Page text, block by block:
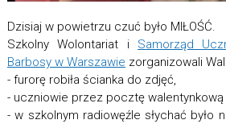
Dzisiaj w powietrzu czuć było MIŁOŚĆ.
Szkolny Wolontariat i Samorząd
Barbosy w Warszawie zorganizowali
- furorę robiła ścianka do zdjęć,
- uczniowie przez pocztę walentynkową
- w szkolnym radiowęźle słychać było